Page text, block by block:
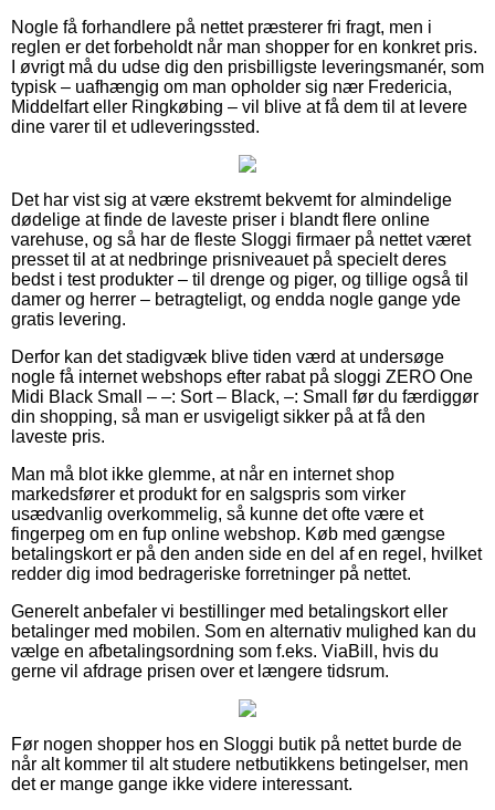
Nogle få forhandlere på nettet præsterer fri fragt, men i
reglen er det forbeholdt når man shopper for en konkret pris.
I øvrigt må du udse dig den prisbilligste leveringsmanér, som
typisk – uafhængig om man opholder sig nær Fredericia,
Middelfart eller Ringkøbing – vil blive at få dem til at levere
dine varer til et udleveringssted.
Det har vist sig at være ekstremt bekvemt for almindelige
dødelige at finde de laveste priser i blandt flere online
varehuse, og så har de fleste Sloggi firmaer på nettet været
presset til at at nedbringe prisniveauet på specielt deres
bedst i test produkter – til drenge og piger, og tillige også til
damer og herrer – betragteligt, og endda nogle gange yde
gratis levering.
Derfor kan det stadigvæk blive tiden værd at undersøge
nogle få internet webshops efter rabat på sloggi ZERO One
Midi Black Small – –: Sort – Black, –: Small før du færdiggør
din shopping, så man er usvigeligt sikker på at få den
laveste pris.
Man må blot ikke glemme, at når en internet shop
markedsfører et produkt for en salgspris som virker
usædvanlig overkommelig, så kunne det ofte være et
fingerpeg om en fup online webshop. Køb med gængse
betalingskort er på den anden side en del af en regel, hvilket
redder dig imod bedrageriske forretninger på nettet.
Generelt anbefaler vi bestillinger med betalingskort eller
betalinger med mobilen. Som en alternativ mulighed kan du
vælge en afbetalingsordning som f.eks. ViaBill, hvis du
gerne vil afdrage prisen over et længere tidsrum.
Før nogen shopper hos en Sloggi butik på nettet burde de
når alt kommer til alt studere netbutikkens betingelser, men
det er mange gange ikke videre interessant.